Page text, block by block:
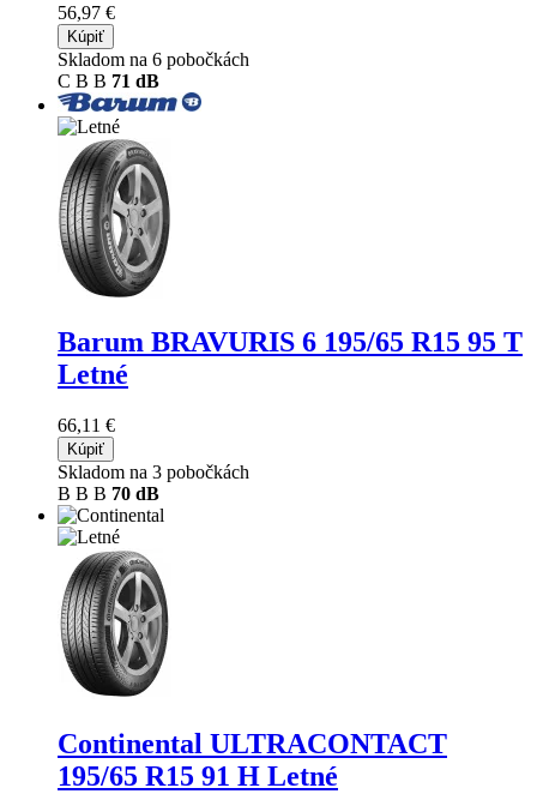
56,97 €
Kúpiť
Skladom na 6 pobočkách
C B B 71 dB
Barum BRAVURIS 6 195/65 R15 95 T
Letné
66,11 €
Kúpiť
Skladom na 3 pobočkách
B B B 70 dB
Continental ULTRACONTACT
195/65 R15 91 H Letné